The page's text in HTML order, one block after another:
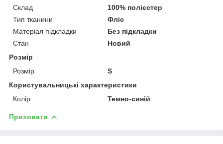
Склад
100% полієстер
Тип тканини
Фліс
Матеріал підкладки
Без підкладки
Стан
Новий
Розмір
Розмір
S
Користувальницькі характеристики
Колір
Темно-синій
Приховати